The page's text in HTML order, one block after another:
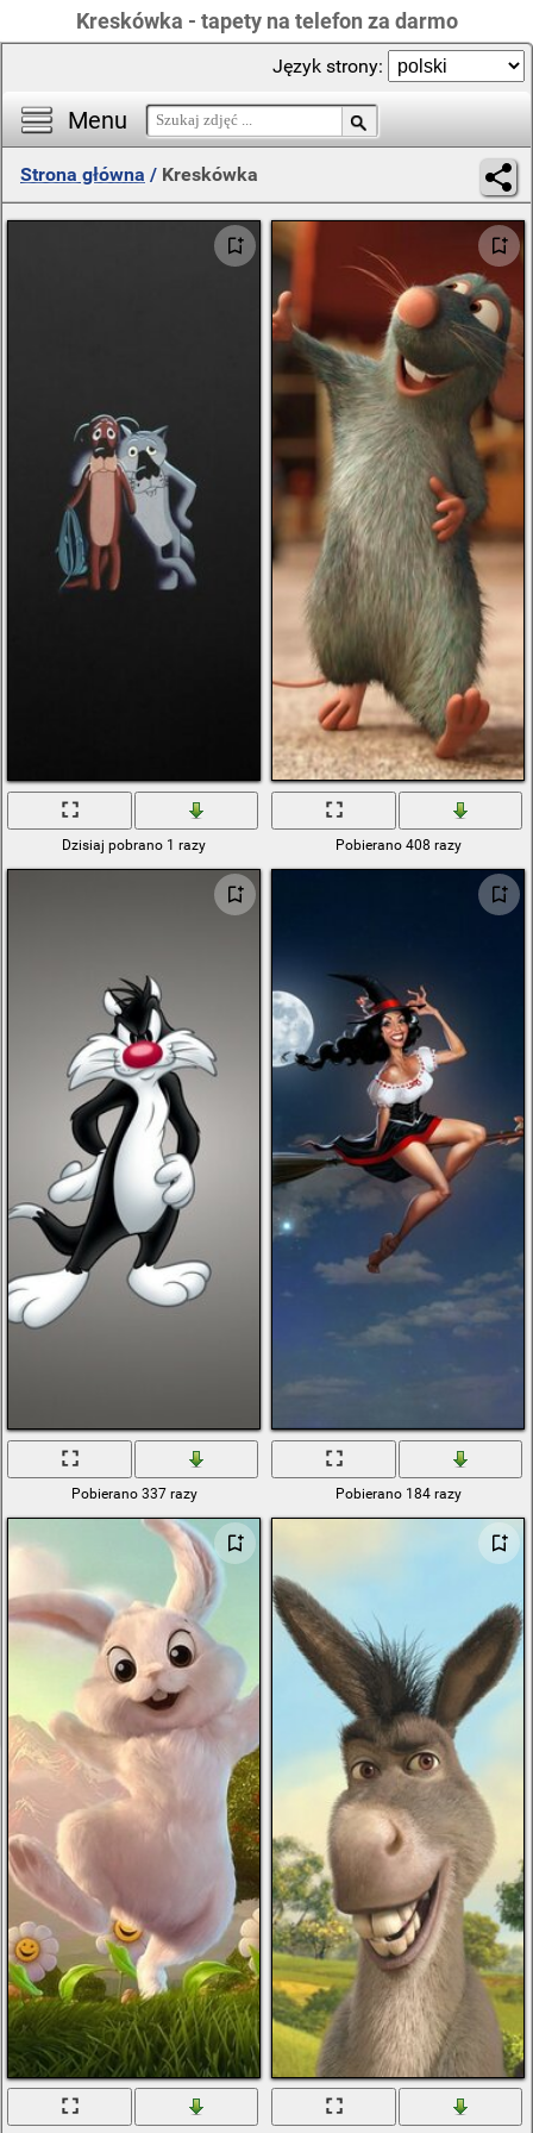
Kreskówka - tapety na telefon za darmo
Menu
Język strony:
Strona główna / Kreskówka
Dzisiaj pobrano 1 razy Pobierano 408 razy
Pobierano 337 razy Pobierano 184 razy